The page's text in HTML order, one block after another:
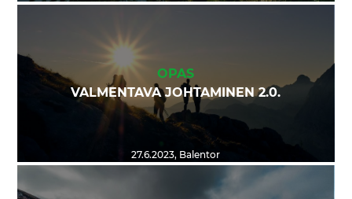
OPAS
VALMENTAVA JOHTAMINEN 2.0.
27.6.2023, Balentor